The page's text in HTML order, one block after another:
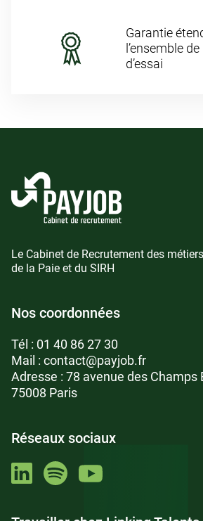
Garantie
l’ensemble
d’essai
Le Cabinet de Recrutement des métiers
de la Paie et du SIRH
Nos coordonnées
Tél : 01 40 86 27 30
Mail : contact@payjob.fr
Adresse : 78 avenue des Champs
75008 Paris
Réseaux sociaux